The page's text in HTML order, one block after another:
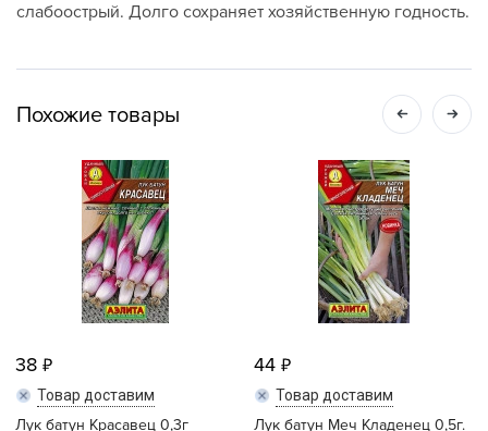
слабоострый. Долго сохраняет хозяйственную годность.
Похожие товары
38
Товар доставим
Лук батун Красавец 0,3г
44
Товар доставим
Лук батун Меч Кладенец 0,5г.